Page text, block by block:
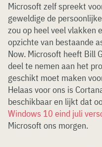
Microsoft zelf spreekt
geweldige de
zou op heel veel vlakken
opzichte van bestaande
Now. Microsoft heeft Bill
deel te nemen aan het
geschikt moet maken
Helaas voor ons is
beschikbaar en lijkt dat
Windows 10 eind juli
Microsoft ons morgen.